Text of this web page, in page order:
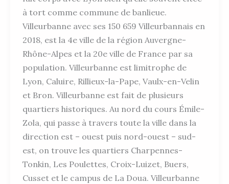
à tort comme commune de banlieue.
Villeurbanne avec ses 150 659 Villeurbannais en
2018, est la 4e ville de la région Auvergne-
Rhône-Alpes et la 20e ville de France par sa
population. Villeurbanne est limitrophe de
Lyon, Caluire, Rillieux-la-Pape, Vaulx-en-Velin
et Bron. Villeurbanne est fait de plusieurs
quartiers historiques. Au nord du cours Émile-
Zola, qui passe à travers toute la ville dans la
direction est – ouest puis nord-ouest – sud-
est, on trouve les quartiers Charpennes-
Tonkin, Les Poulettes, Croix-Luizet, Buers,
Cusset et le campus de La Doua. Villeurbanne